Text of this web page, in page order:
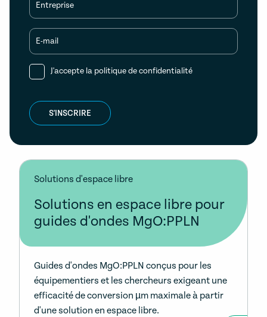
Entreprise
E-mail
J'accepte la politique de confidentialité
S'INSCRIRE
Solutions d'espace libre
Solutions en espace libre pour
guides d'ondes MgO:PPLN
Guides d'ondes MgO:PPLN conçus pour les
équipementiers et les chercheurs exigeant une
efficacité de conversion µm maximale à partir
d'une solution en espace libre.